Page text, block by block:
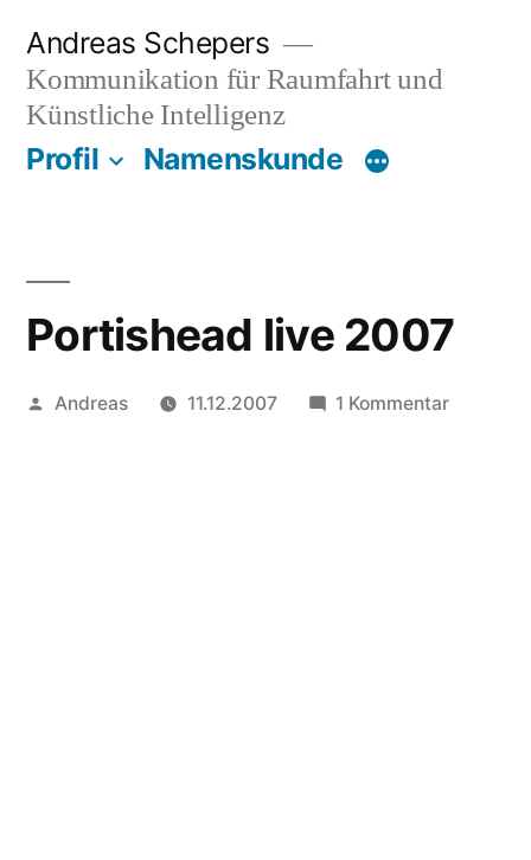
Inhalt
springen
Andreas Schepers
Kommunikation für Raumfahrt und
Künstliche Intelligenz
Profil Namenskunde
Portishead live 2007
Veröffentlicht
Andreas 11.12.2007 1 Kommentarzu